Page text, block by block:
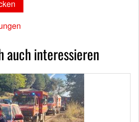
auch interessieren